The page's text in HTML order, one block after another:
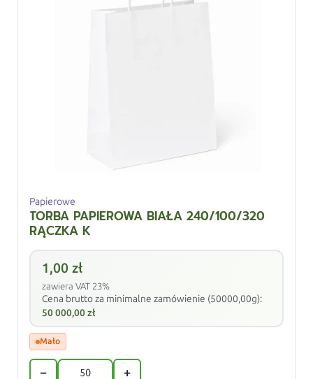
Papierowe
TORBA PAPIEROWA BIAŁA 240/100/320
RĄCZKA K
1,00zł
zawiera VAT 23%
Cena brutto za minimalne zamówienie (50000,00g):
50 000,00zł
Mało
− +